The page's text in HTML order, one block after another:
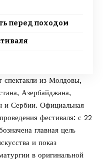
перед походом
из Молдовы,
Азербайджана,
Сербии. Официальная
фестиваля: с 22
главная цель
и показ
в оригинальной